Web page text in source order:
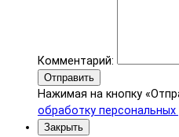
Комментарий:
Отправить
Нажимая на кнопку
обработку персональных
Закрыть